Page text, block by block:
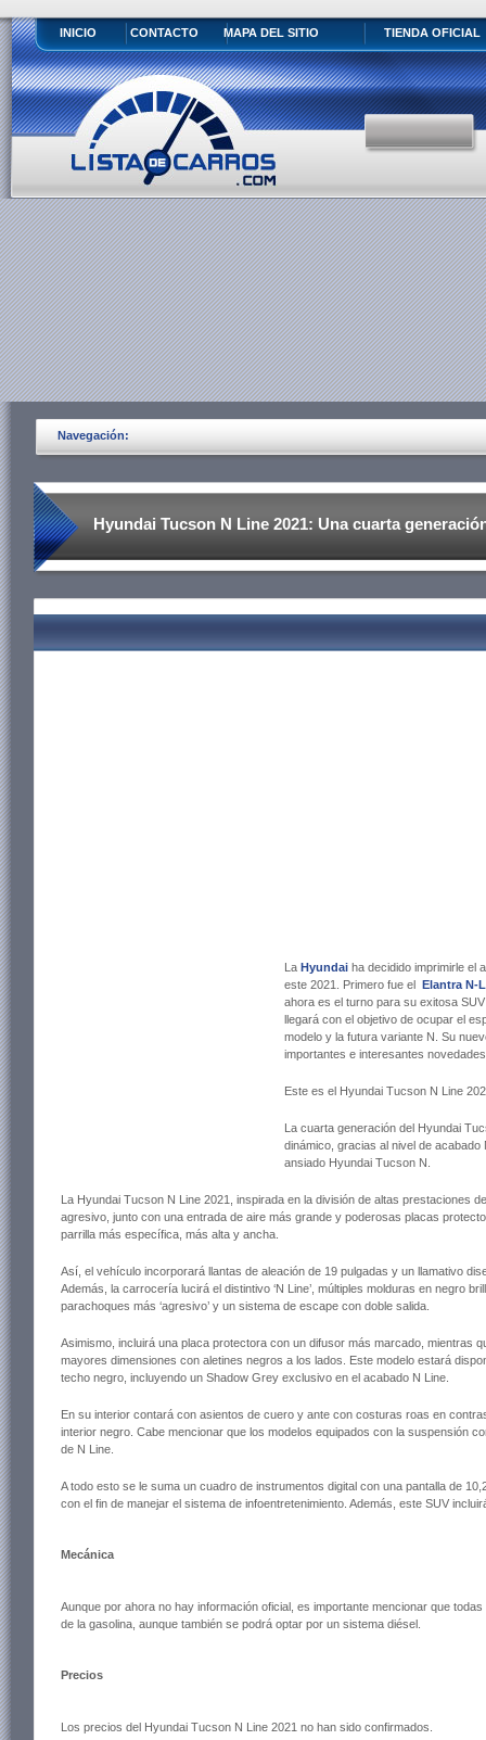
INICIO CONTACTO MAPA DEL SITIO TIENDA OFICIAL
Navegación:
Hyundai Tucson N Line 2021: Una cuarta
La Hyundai ha decidido imprimirle el
este 2021. Primero fue el Elantra N-
ahora es el turno para su exitosa
llegará con el objetivo de ocupar el
modelo y la futura variante N. Su
importantes e interesantes
Este es el Hyundai Tucson N Line
La cuarta generación del Hyundai
dinámico, gracias al nivel de
ansiado Hyundai Tucson N.
La Hyundai Tucson N Line 2021, inspirada en la división de altas prestaciones
agresivo, junto con una entrada de aire más grande y poderosas placas
parrilla más específica, más alta y ancha.
Así, el vehículo incorporará llantas de aleación de 19 pulgadas y un llamativo
Además, la carrocería lucirá el distintivo ‘N Line’, múltiples molduras en negro
parachoques más ‘agresivo’ y un sistema de escape con doble salida.
Asimismo, incluirá una placa protectora con un difusor más marcado, mientras
mayores dimensiones con aletines negros a los lados. Este modelo estará
techo negro, incluyendo un Shadow Grey exclusivo en el acabado N Line.
En su interior contará con asientos de cuero y ante con costuras roas en
interior negro. Cabe mencionar que los modelos equipados con la suspensión
de N Line.
A todo esto se le suma un cuadro de instrumentos digital con una pantalla de
con el fin de manejar el sistema de infoentretenimiento. Además, este SUV
Mecánica
Aunque por ahora no hay información oficial, es importante mencionar que
de la gasolina, aunque también se podrá optar por un sistema diésel.
Precios
Los precios del Hyundai Tucson N Line 2021 no han sido confirmados.